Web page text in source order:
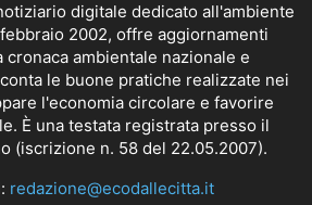
digitale dedicato all'ambiente
2002, offre aggiornamenti
ambientale nazionale e
le buone pratiche realizzate nei
l'economia circolare e favorire
È una testata registrata presso il
(iscrizione n. 58 del 22.05.2007).
redazione@ecodallecitta.it